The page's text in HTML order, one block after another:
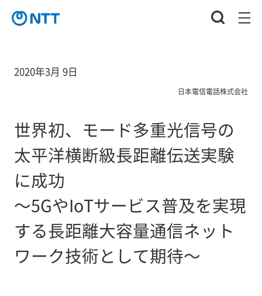
2020年3月 9日
日本電信電話株式会社
世界初、モード多重光信号の
太平洋横断級長距離伝送実験
に成功
～5GやIoTサービス普及を実現
する長距離大容量通信ネット
ワーク技術として期待～